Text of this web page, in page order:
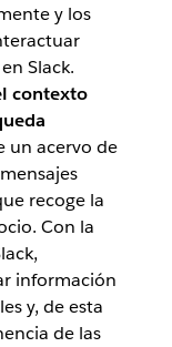
y los
Slack.
contexto
un acervo de
recoge la
Con la
información
y, de esta
de las